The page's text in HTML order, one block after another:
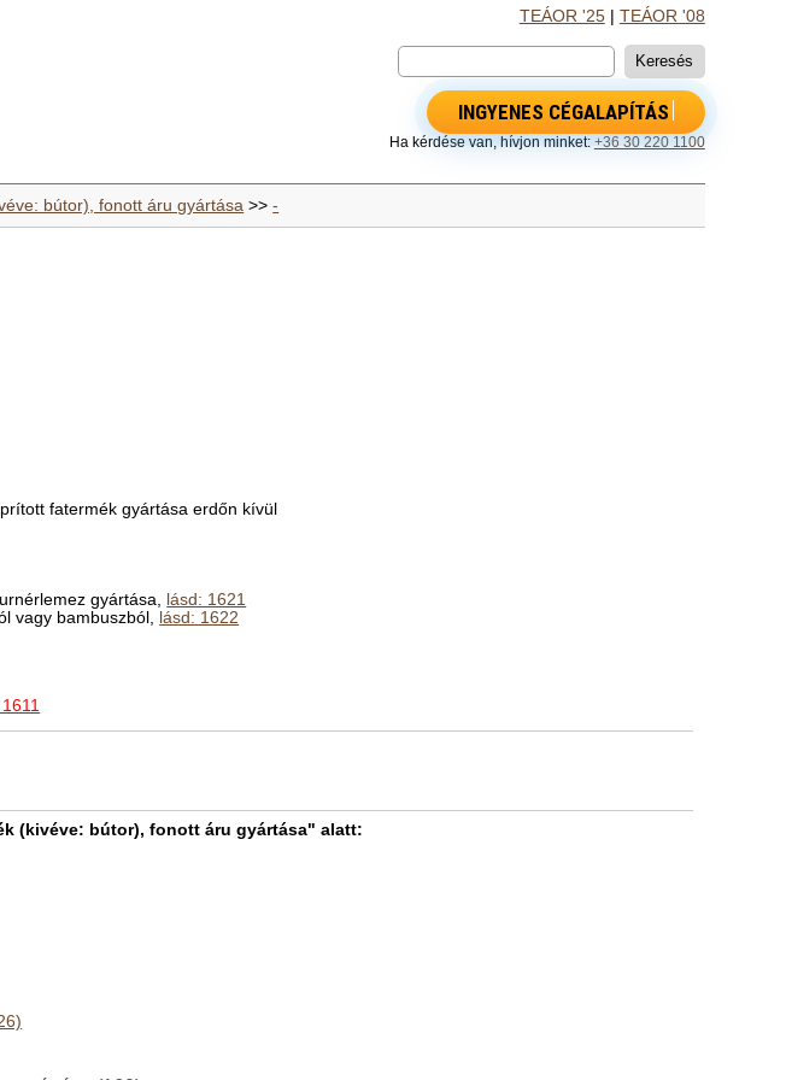
TEÁOR '25| TEÁOR '08
INGYENES CÉGALAPÍTÁS
Ha kérdése van, hívjon minket: +36 30 220 1100
bútor), fonott áru gyártása >>-
fatermék gyártása erdőn kívül
gyártása, lásd: 1621
vagy bambuszból, lásd: 1622
(kivéve: bútor), fonott áru gyártása" alatt: